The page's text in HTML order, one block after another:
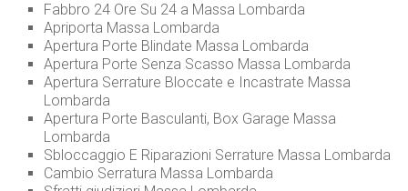
Fabbro 24 Ore Su 24 a Massa Lombarda
Apriporta Massa Lombarda
Apertura Porte Blindate Massa Lombarda
Apertura Porte Senza Scasso Massa Lombarda
Apertura Serrature Bloccate e Incastrate Massa
Lombarda
Apertura Porte Basculanti, Box Garage Massa
Lombarda
Sbloccaggio E Riparazioni Serrature Massa Lombarda
Cambio Serratura Massa Lombarda